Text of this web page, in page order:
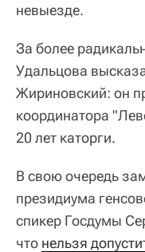
невыезде.
За более
Удальцова
Жириновский: он
координатора
20 лет каторги.
В свою очередь
президиума
спикер Госдумы
что нельзя